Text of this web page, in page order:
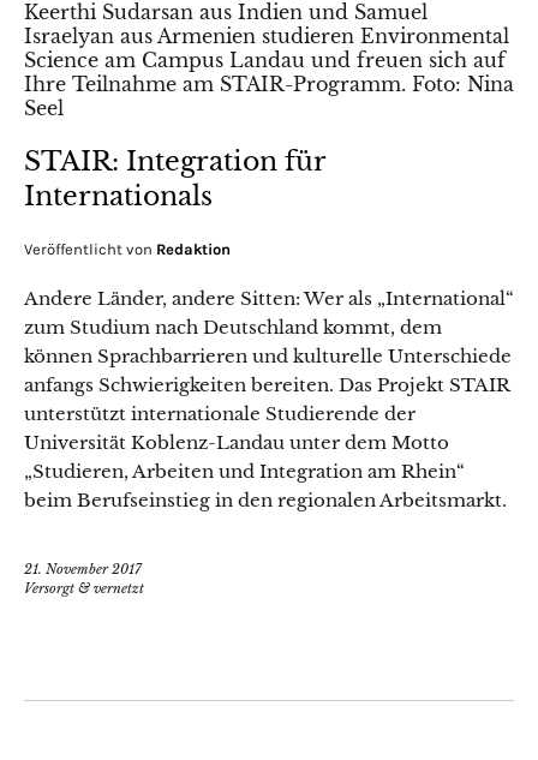
STAIR: Integration für
Internationals
Veröffentlicht von Redaktion
Andere Länder, andere Sitten: Wer als „International“
zum Studium nach Deutschland kommt, dem
können Sprachbarrieren und kulturelle Unterschiede
anfangs Schwierigkeiten bereiten. Das Projekt STAIR
unterstützt internationale Studierende der
Universität Koblenz-Landau unter dem Motto
„Studieren, Arbeiten und Integration am Rhein“
beim Berufseinstieg in den regionalen Arbeitsmarkt.
21. November 2017
Versorgt & vernetzt